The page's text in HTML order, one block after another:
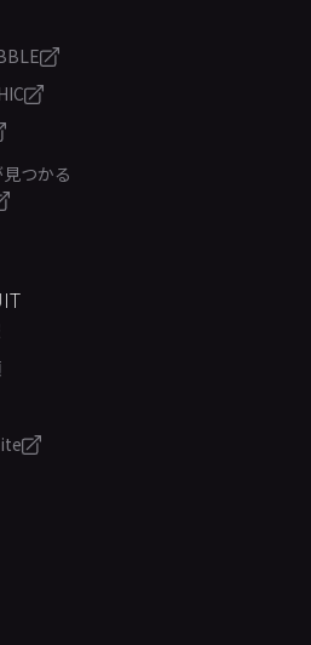
つかる